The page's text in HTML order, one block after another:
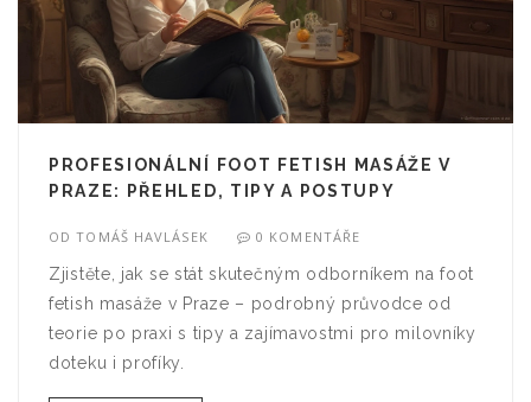
PROFESIONÁLNÍ FOOT FETISH MASÁŽE V
PRAZE: PŘEHLED, TIPY A POSTUPY
ODTOMÁŠ HAVLÁSEK 0 KOMENTÁŘE
Zjistěte, jak se stát skutečným odborníkem na foot
fetish masáže v Praze – podrobný průvodce od
teorie po praxi s tipy a zajímavostmi pro milovníky
doteku i profíky.